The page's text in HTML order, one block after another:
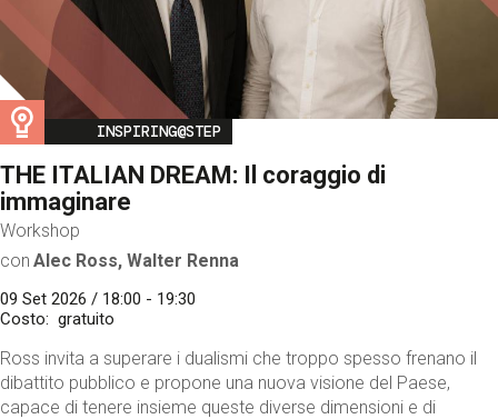
Image
INSPIRING@STEP
THE ITALIAN DREAM: Il coraggio di
immaginare
Workshop
con Alec Ross, Walter Renna
09 Set 2026 / 18:00 - 19:30
Costo
gratuito
Ross invita a superare i dualismi che troppo spesso frenano il
dibattito pubblico e propone una nuova visione del Paese,
capace di tenere insieme queste diverse dimensioni e di